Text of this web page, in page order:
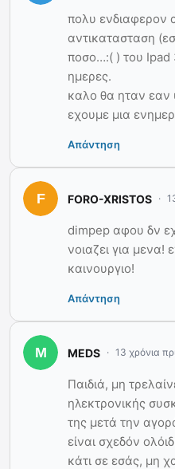
πολυ ενδιαφερον
αντικατασταση
ποσο…:( ) του Ipad
ημερες.
καλο θα ηταν εαν
εχουμε μια
Απάντηση
FORO-XRISTOS
dimpep αφου δν
νοιαζει για
καινουργιο!
Απάντηση
MEDS 13 χρόνια
Παιδιά, μη
ηλεκτρονικής
της μετά την
είναι σχεδόν
κάτι σε εσάς, μη